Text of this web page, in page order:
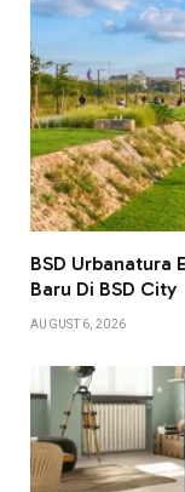
BSD Urbanatura
Baru Di BSD City
AUGUST 6, 2026